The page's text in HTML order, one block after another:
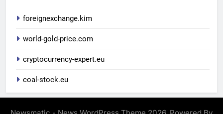
foreignexchange.kim
world-gold-price.com
cryptocurrency-expert.eu
coal-stock.eu